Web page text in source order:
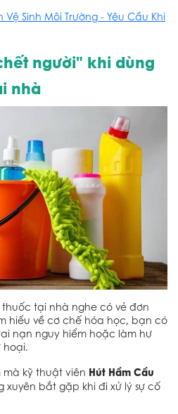
Vệ Sinh Môi Trường - Yêu Cầu Khi
người" khi dùng
nhà
tại nhà nghe có vẻ đơn
hiểu về cơ chế hóa học, bạn có
nạn nguy hiểm hoặc làm hư
hoại.
mà kỹ thuật viên Hút Hầm Cầu
xuyên bắt gặp khi đi xử lý sự cố